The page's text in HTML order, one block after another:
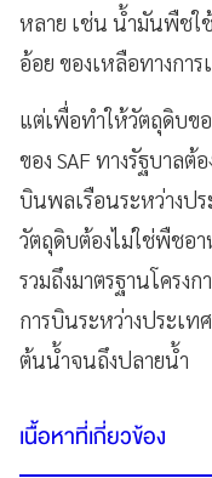
หลาย เช่น น้ำมันพืชใ
อ้อย ของเหลือทางกา
แต่เพื่อทำให้วัตถุดิบข
ของ SAF ทางรัฐบาล
บินพลเรือนระหว่างป
วัตถุดิบต้องไม่ใช่พืชอ
รวมถึงมาตรฐานโครง
การบินระหว่างประเท
ต้นน้ำจนถึงปลายน้ำ
เนื้อหาที่เกี่ยวข้อง